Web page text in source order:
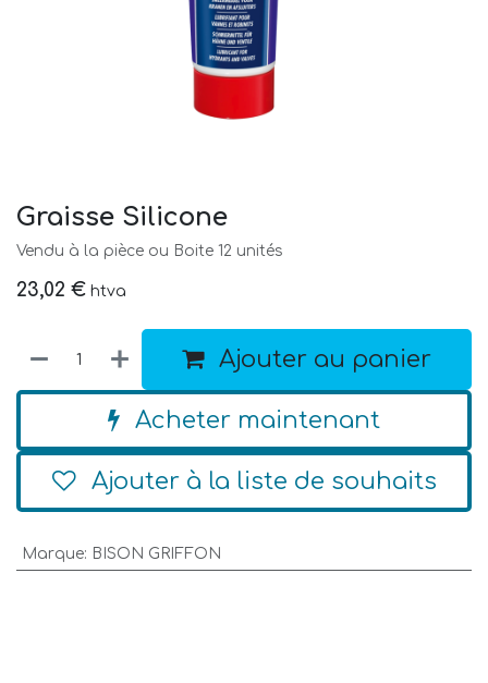
Graisse Silicone
Vendu à la pièce ou Boite 12 unités
23,02 € htva
Ajouter au panier
Acheter maintenant
Ajouter à la liste de souhaits
Marque: BISON GRIFFON